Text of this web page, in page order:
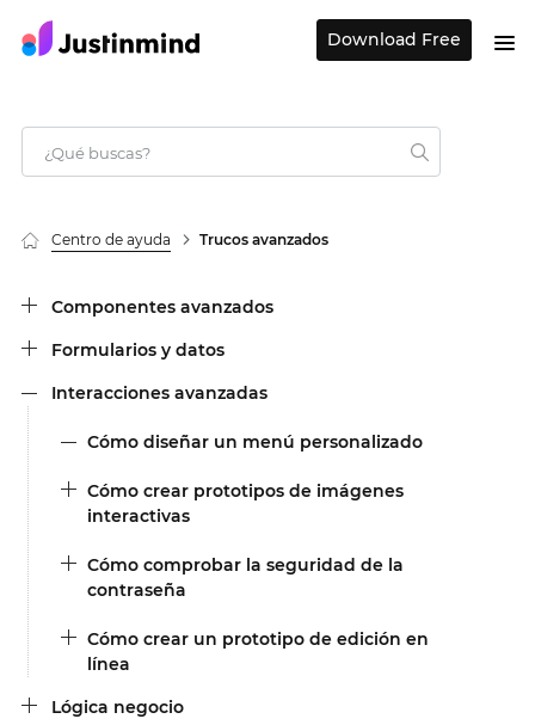
Download Free
Centro de ayuda Trucos avanzados
Componentes avanzados
Formularios y datos
Interacciones avanzadas
Cómo diseñar un menú personalizado
Cómo crear prototipos de imágenes
interactivas
Cómo comprobar la seguridad de la
contraseña
Cómo crear un prototipo de edición en
línea
Lógica negocio